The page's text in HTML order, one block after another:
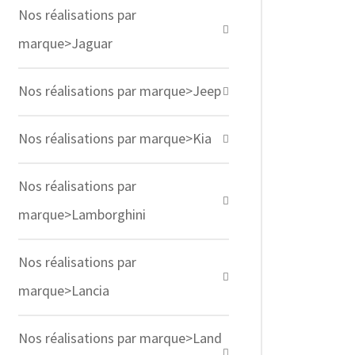
Nos réalisations par
marque>Jaguar
Nos réalisations par marque>Jeep
Nos réalisations par marque>Kia
Nos réalisations par
marque>Lamborghini
Nos réalisations par
marque>Lancia
Nos réalisations par marque>Land